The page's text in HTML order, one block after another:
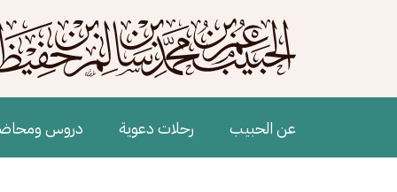
Main navigation
عن الحبيب رحلات دعوية دروس